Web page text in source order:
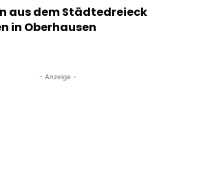
aus dem Städtedreieck
in Oberhausen
- Anzeige -